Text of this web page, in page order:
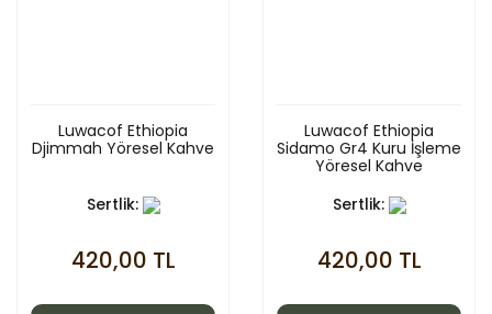
Luwacof Ethiopia
Djimmah Yöresel Kahve
Sertlik:
420,00 TL
Luwacof Ethiopia
Sidamo Gr4 Kuru İşleme
Yöresel Kahve
Sertlik:
420,00 TL